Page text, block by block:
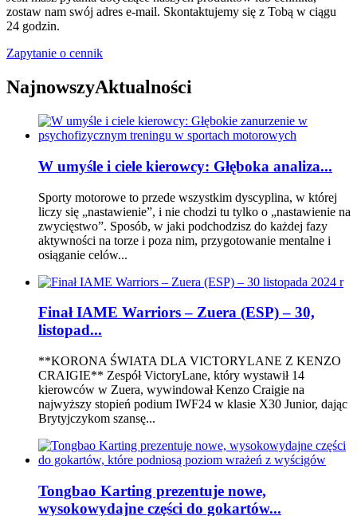
zostaw nam swój adres e-mail. Skontaktujemy się z Tobą w ciągu
24 godzin.
Zapytanie o cennik
NajnowszyAktualności
W umyśle i ciele kierowcy: Głęboka analiza...
Sporty motorowe to przede wszystkim dyscyplina, w której
liczy się „nastawienie”, i nie chodzi tu tylko o „nastawienie na
zwycięstwo”. Sposób, w jaki podchodzisz do każdej fazy
aktywności na torze i poza nim, przygotowanie mentalne i
osiąganie celów...
Finał IAME Warriors – Zuera (ESP) – 30,
listopad...
**KORONA ŚWIATA DLA VICTORYLANE Z KENZO
CRAIGIE** Zespół VictoryLane, który wystawił 14
kierowców w Zuera, wywindował Kenzo Craigie na
najwyższy stopień podium IWF24 w klasie X30 Junior, dając
Brytyjczykom szansę...
Tongbao Karting prezentuje nowe,
wysokowydajne części do gokartów...